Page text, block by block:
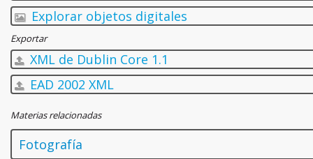
Explorar objetos digitales
Exportar
XML de Dublin Core 1.1
EAD 2002 XML
Materias relacionadas
Fotografía